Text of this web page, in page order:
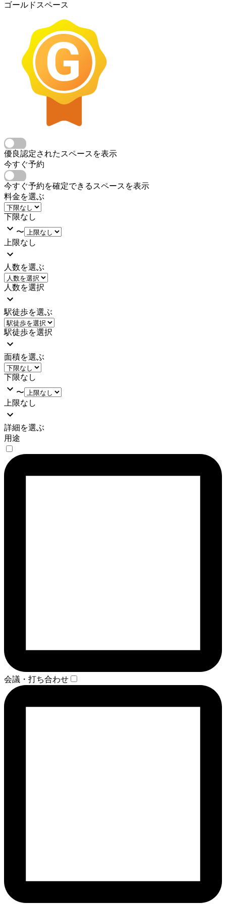
ゴールドスペース
優良認定されたスペースを表示
今すぐ予約
今すぐ予約を確定できるスペースを表示
料金を選ぶ
下限なし
〜
上限なし
人数を選ぶ
人数を選択
駅徒歩を選ぶ
駅徒歩を選択
面積を選ぶ
下限なし
〜
上限なし
詳細を選ぶ
用途
会議・打ち合わせ